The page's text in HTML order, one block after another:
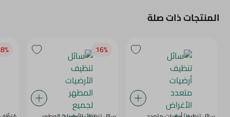
المنتجات ذات صلة
16‎%‎